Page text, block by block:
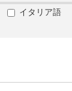
イタリア語